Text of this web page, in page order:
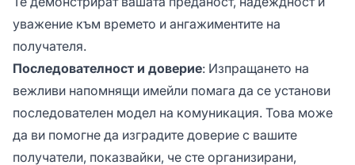
уважение към времето и ангажиментите на
получателя.
Последователност и доверие: Изпращането на
вежливи напомнящи имейли помага да се установи
последователен модел на комуникация. Това може
да ви помогне да изградите доверие с вашите
получатели, показвайки, че сте организирани,